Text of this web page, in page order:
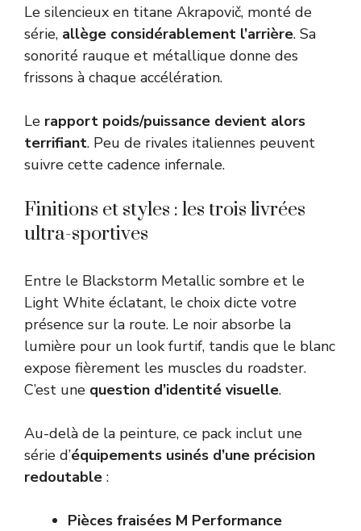
Le silencieux en titane Akrapovič, monté de
série, allège considérablement l’arrière. Sa
sonorité rauque et métallique donne des
frissons à chaque accélération.
Le rapport poids/puissance devient alors
terrifiant. Peu de rivales italiennes peuvent
suivre cette cadence infernale.
Finitions et styles : les trois livrées
ultra-sportives
Entre le Blackstorm Metallic sombre et le
Light White éclatant, le choix dicte votre
présence sur la route. Le noir absorbe la
lumière pour un look furtif, tandis que le blanc
expose fièrement les muscles du roadster.
C’est une question d’identité visuelle.
Au-delà de la peinture, ce pack inclut une
série d’équipements usinés d’une précision
redoutable :
Pièces fraisées M Performance